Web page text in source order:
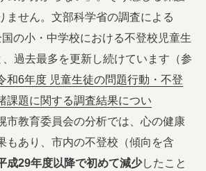
ません。文部科学省の調査による
の小・中学校における不登校児童生
、過去最多を更新し続けています（参
和6年度 児童生徒の問題行動・不登
課題に関する調査結果につい
市教育委員会の分析では、心の健康
もあり、市内の不登校（傾向を含
成29年度以降で初めて減少したこと